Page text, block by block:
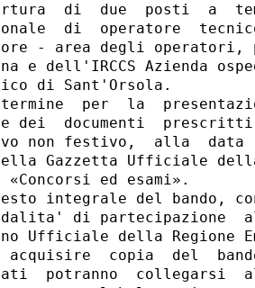
di  due  posti  a
di  operatore
- area degli operatori,
e dell'IRCCS Azienda
di Sant'Orsola.
per  la
dei  documenti
non festivo,  alla
Gazzetta Ufficiale
«Concorsi ed esami».
integrale del bando,
di partecipazione
Ufficiale della Regione
acquisire  copia  del
potranno  collegarsi